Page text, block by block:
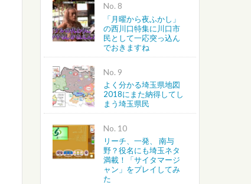
No.
「月曜から夜ふかし」
の西川口特集に川口市
民として一応突っ込ん
でおきますね
No.
よく分かる埼玉県地図
2018にまた納得してし
まう埼玉県民
No.
リーチ、一発、 南与
野？役名にも埼玉ネタ
満載！「サイタマージ
ャン」をプレイしてみ
た